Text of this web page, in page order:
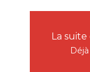
La